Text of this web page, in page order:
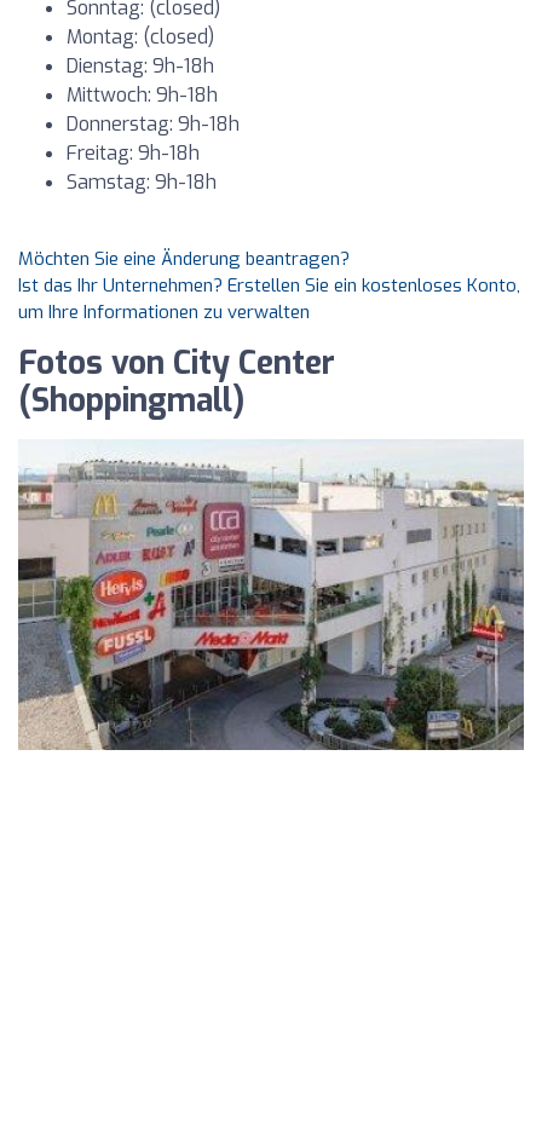
Sonntag: (closed)
Montag: (closed)
Dienstag: 9h-18h
Mittwoch: 9h-18h
Donnerstag: 9h-18h
Freitag: 9h-18h
Samstag: 9h-18h
Möchten Sie eine Änderung beantragen?
Ist das Ihr Unternehmen? Erstellen Sie ein kostenloses Konto,
um Ihre Informationen zu verwalten
Fotos von City Center
(Shoppingmall)